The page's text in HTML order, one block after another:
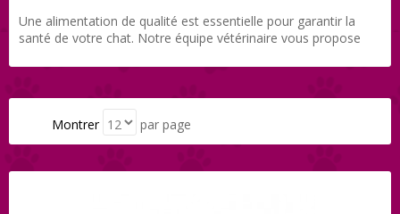
Une alimentation de qualité est essentielle pour garantir la
santé de votre chat. Notre équipe vétérinaire vous propose
marques : Hill’s, Royal Canin, Iams, Eukanuba… Vous y
alimentation spécifique aux indications thérapeutiques, et le
tout directement livré chez vous grâce à Direct-Vet.
Montrer par page